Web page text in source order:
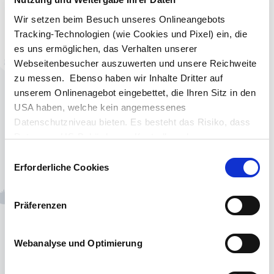
Wir setzen beim Besuch unseres Onlineangebots
Tracking-Technologien (wie Cookies und Pixel) ein, die
es uns ermöglichen, das Verhalten unserer
Webseitenbesucher auszuwerten und unsere Reichweite
zu messen. Ebenso haben wir Inhalte Dritter auf
unserem Onlinenagebot eingebettet, die Ihren Sitz in den
USA haben, welche kein angemessenes
Datenschutzniveau bieten. Es besteht das Risiko, dass
Daten von US-Behörden zu Kontroll- und
Ihnen möglicherweise Rechtsbehelfsmöglichkeiten
zustehen. Die eingesetzten Dienstleister können Daten
für eigene Zwecke verarbeiten und mit anderen Daten
zusammenführen. Details zu den Zwecken der
„Datenschutzerklärung“. Durch Anklicken der
Erforderliche Cookies
Präferenzen
Webanalyse und Optimierung
Datenschutz
Bio-Instant-Nudeln
07.11.2024 Pressemitteilung
followfood gewinnt als erstes
Unternehmen 3x den Deutschen
Nachhaltigkeitspreis
05.08.2024